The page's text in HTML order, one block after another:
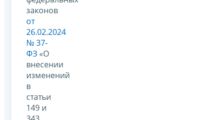
законов
от
26.02.2024
№ 37-
ФЗ «О
внесении
изменений
в
статьи
149 и